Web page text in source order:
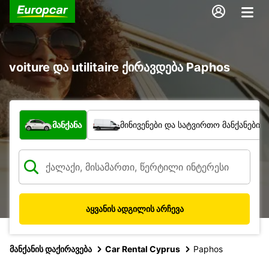
voiture და utilitaire ქირავდება Paphos
რა ტიპის ავტომობილი?
მანქანა მინივენები და სატვირთო მანქანები
აყვანის ადგილის არჩევა
მანქანის დაქირავება Car Rental Cyprus Paphos